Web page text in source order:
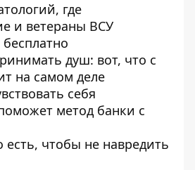
где
и ветераны ВСУ
душ: вот, что с
на самом деле
себя
метод банки с
есть, чтобы не навредить